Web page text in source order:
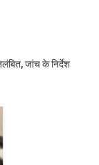
जांच के निर्देश